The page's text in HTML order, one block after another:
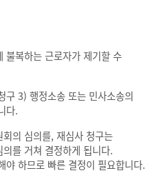
불복하는 근로자가 제기할 수
구3) 행정소송 또는 민사소송의
다.
의 심의를, 재심사 청구는
를 거쳐 결정하게 됩니다.
야 하므로 빠른 결정이 필요합니다.